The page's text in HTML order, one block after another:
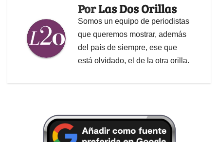
PorLas Dos Orillas
Somos un equipo de periodistas
que queremos mostrar, además
del país de siempre, ese que
está olvidado, el de la otra orilla.